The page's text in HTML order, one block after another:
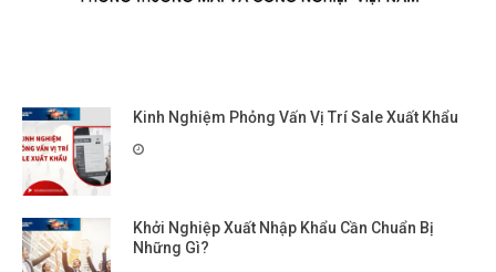
Kinh Nghiệm Phỏng Vấn Vị Trí Sale Xuất Khẩu
Khởi Nghiệp Xuất Nhập Khẩu Cần Chuẩn Bị
Những Gì?